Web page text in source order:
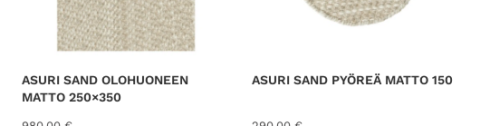
ASURI SAND OLOHUONEEN
MATTO 250×350
ASURI SAND PYÖREÄ MATTO 150